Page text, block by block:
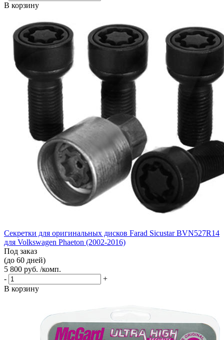
В корзину
Секретки для оригинальных дисков Farad Sicustar BVN527R14
для Volkswagen Phaeton (2002-2016)
Под заказ
(до 60 дней)
5 800 руб. /комп.
-
+
В корзину